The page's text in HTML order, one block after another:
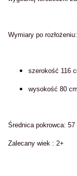
Wymiary po rozłożeniu:
szerokość 116
wysokość 80 cm
Średnica pokrowca: 57
Zalecany wiek : 2+